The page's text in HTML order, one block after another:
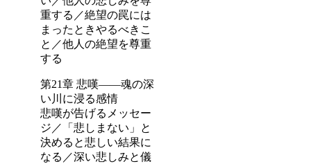
重する／絶望の罠には
まったときやるべきこ
と／他人の絶望を尊重
する
第21章 悲嘆――魂の深
い川に浸る感情
悲嘆が告げるメッセー
ジ／「悲しまない」と
決めると悲しい結果に
なる／深い悲しみと儀